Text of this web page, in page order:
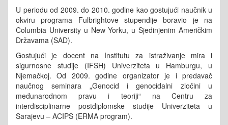
U periodu od 2009. do 2010. godine kao gostujući naučnik u
okviru programa Fulbrightove stupendije boravio je na
Columbia University u New Yorku, u Sjedinjenim Američkim
Državama (SAD).
Gostujući je docent na Institutu za istraživanje mira i
sigurnosne studije (IFSH) Univerziteta u Hamburgu, u
Njemačkoj. Od 2009. godine organizator je i predavač
naučnog seminara „Genocid i genocidalni zločini u
međunarodnom pravu i teoriji“ na Centru za
interdisciplinarne postdiplomske studije Univerziteta u
Sarajevu – ACIPS (ERMA program).